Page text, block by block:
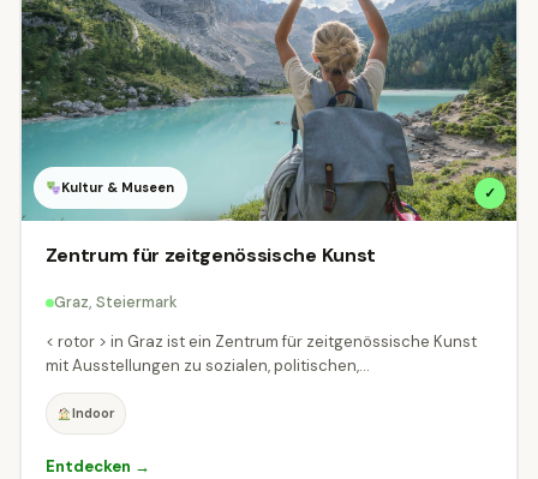
Familien Hunde Barrierefrei
Kinderwagen Gastronomie Parkplatz
ÖFFI-Anbindung
Beides Outdoor
Wann hast du Zeit?
Filtere Ziele die zu deinem Wunschzeitpunkt geöffnet sind.
Kultur & Museen ✓
Zentrum für zeitgenössische Kunst
Graz, Steiermark
< rotor > in Graz ist ein Zentrum für zeitgenössische Kunst
mit Ausstellungen zu sozialen, politischen,...
Indoor
Entdecken →